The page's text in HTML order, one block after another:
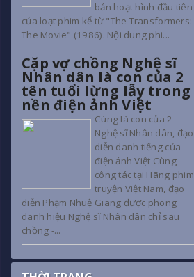
bản hoạt hình đầu tiên
của loạt phim kể từ "The Transformers:
The Movie" (1986). Nội dung phi...
Cặp vợ chồng Nghệ sĩ
Nhân dân là con của 2
tên tuổi lừng lẫy trong
nền điện ảnh Việt
Cùng là con của 2
Nghệ sĩ Nhân dân, đạo
diễn danh tiếng của
điện ảnh Việt Cùng
công tác tại Hãng phim
truyện Việt Nam, đạo
diễn Phạm Nhuệ Giang được phong
danh hiệu Nghệ sĩ Nhân dân chỉ sau
chồng -...